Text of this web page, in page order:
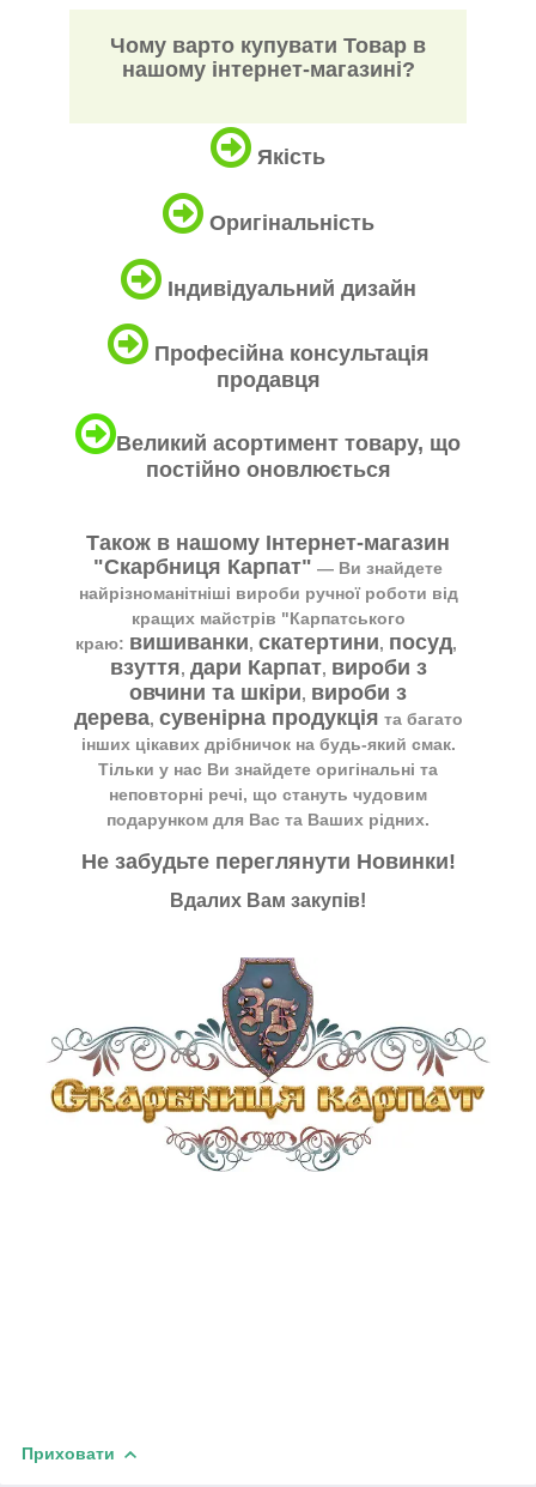
Чому варто купувати Товар в
нашому інтернет-магазині?
Якість
Оригінальність
Індивідуальний дизайн
Професійна консультація
продавця
Великий асортимент товару, що
постійно оновлюється
Також в нашому Інтернет-магазин
"Скарбниця Карпат" ― Ви знайдете
найрізноманітніші вироби ручної роботи від
кращих майстрів "Карпатського
краю: вишиванки, скатертини, посуд,
взуття, дари Карпат, вироби з
овчини та шкіри, вироби з
дерева, сувенірна продукція та багато
інших цікавих дрібничок на будь-який смак.
Тільки у нас Ви знайдете оригінальні та
неповторні речі, що стануть чудовим
подарунком для Вас та Ваших рідних.
Не забудьте переглянути Новинки!
Вдалих Вам закупів!
Приховати